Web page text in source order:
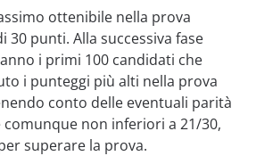
ottenibile nella prova
30 punti. Alla successiva fase
i primi 100 candidati che
i punteggi più alti nella prova
conto delle eventuali parità
comunque non inferiori a 21/30,
superare la prova.